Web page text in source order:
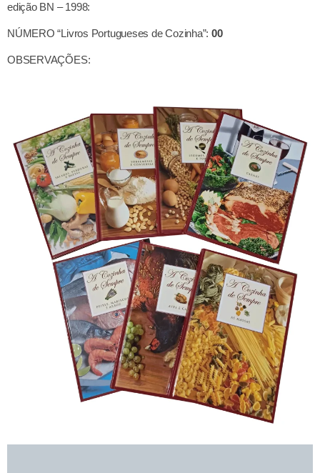
edição BN – 1998:
NÚMERO “Livros Portugueses de Cozinha”: 00
OBSERVAÇÕES: